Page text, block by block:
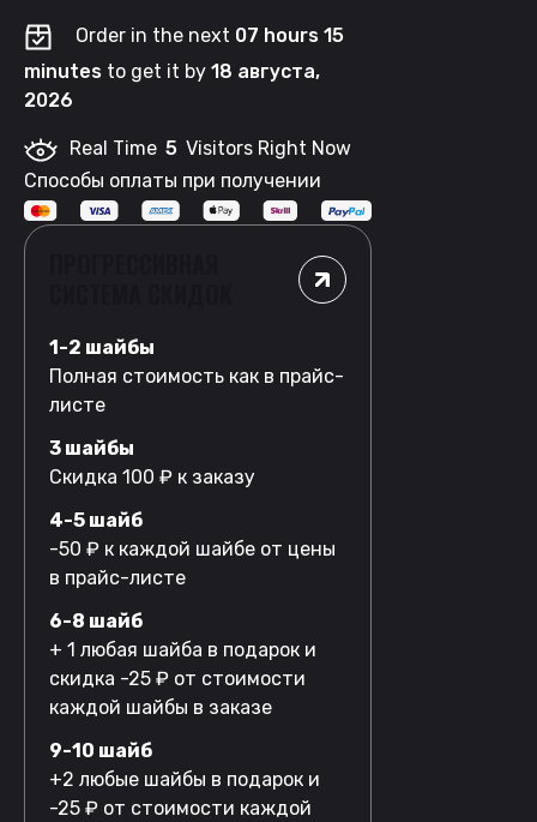
Pear
quantity
Order in the next 07 hours 15
minutes to get it by 18 августа,
2026
Real Time 5 Visitors Right Now
Способы оплаты при получении
1-2 шайбы
Полная стоимость как в прайс-
листе
3 шайбы
Скидка 100 ₽ к заказу
4-5 шайб
-50 ₽ к каждой шайбе от цены
в прайс-листе
6-8 шайб
+ 1 любая шайба в подарок и
скидка -25 ₽ от стоимости
каждой шайбы в заказе
9-10 шайб
+2 любые шайбы в подарок и
-25 ₽ от стоимости каждой